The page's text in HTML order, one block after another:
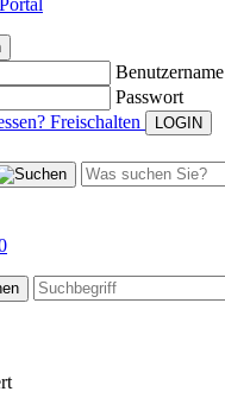
Benutzername
Passwort
Freischalten